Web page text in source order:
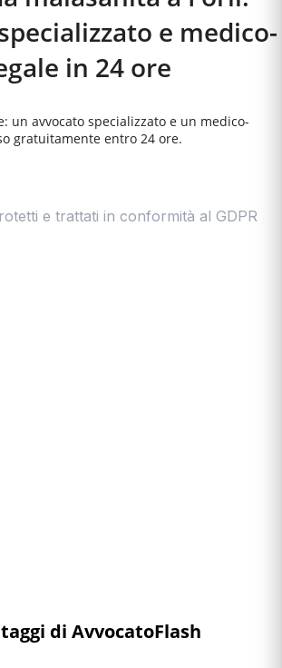
e medico-
in 24 ore
un avvocato specializzato e un medico-
gratuitamente entro 24 ore.
di AvvocatoFlash